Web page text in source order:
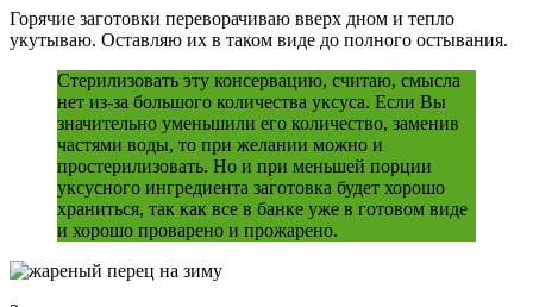
Горячие заготовки переворачиваю вверх дном и тепло
укутываю. Оставляю их в таком виде до полного остывания.
Стерилизовать эту консервацию, считаю, смысла
нет из-за большого количества уксуса. Если Вы
значительно уменьшили его количество, заменив
частями воды, то при желании можно и
простерилизовать. Но и при меньшей порции
уксусного ингредиента заготовка будет хорошо
храниться, так как все в банке уже в готовом виде
и хорошо проварено и прожарено.